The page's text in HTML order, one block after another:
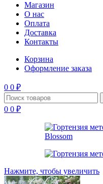
Магазин
О нас
Оплата
Доставка
Контакты
Корзина
Оформление заказа
0 0 ₽
0 0 ₽
Нажмите, чтобы увеличить